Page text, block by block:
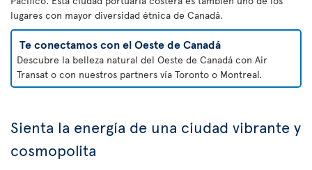
lugares con mayor diversidad étnica de Canadá.
Te conectamos con el Oeste de Canadá
Descubre la belleza natural del Oeste de Canadá con Air
Transat o con nuestros partners vía Toronto o Montreal.
Sienta la energía de una ciudad vibrante y
cosmopolita